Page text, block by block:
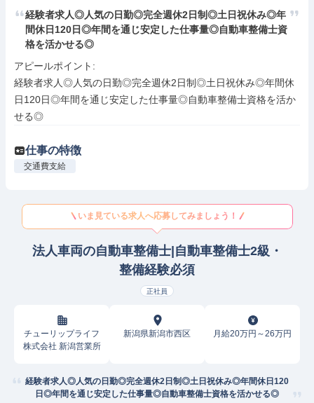
経験者求人◎人気の日勤◎完全週休2日制◎土日祝休み◎年
間休日120日◎年間を通じ安定した仕事量◎自動車整備士資
格を活かせる◎
アピールポイント:
経験者求人◎人気の日勤◎完全週休2日制◎土日祝休み◎年間休
日120日◎年間を通じ安定した仕事量◎自動車整備士資格を活か
せる◎
仕事の特徴
交通費支給
いま見ている求人へ応募してみましょう！
法人車両の自動車整備士|自動車整備士2級・
整備経験必須
正社員
チューリップライフ
株式会社 新潟営業所
新潟県新潟市西区 月給20万円～26万円
経験者求人◎人気の日勤◎完全週休2日制◎土日祝休み◎年間休日120
日◎年間を通じ安定した仕事量◎自動車整備士資格を活かせる◎